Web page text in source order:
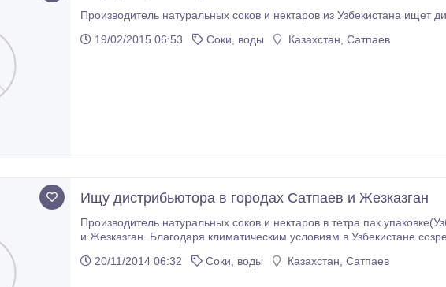
Производитель натуральных соков и нектаров из Узбекистана ищет
19/02/2015 06:53
Соки, воды Казахстан, Сатпаев
Ищу дистрибьютора в городах Сатпаев и Жезказган
Производитель натуральных соков и нектаров в тетра пак упаковке(Узбекистан, Ташкент)ищет дистрибьютора в
и Жезказган. Благодаря климатическим условиям в Узбекистане созревают вкусные, ароматные и
20/11/2014 06:32
Соки, воды Казахстан, Сатпаев